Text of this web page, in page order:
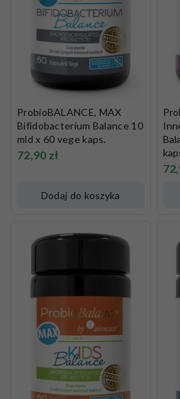
ProbioBALANCE, MAX
Bifidobacterium Balance 10
mld x 60 vege kaps.
72,90 zł
Dodaj do koszyka